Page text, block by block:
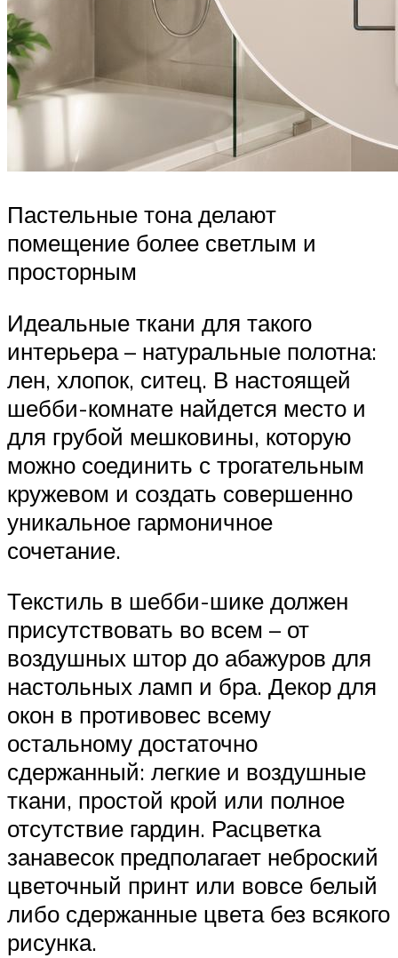
Пастельные тона делают
помещение более светлым и
просторным
Идеальные ткани для такого
интерьера – натуральные полотна:
лен, хлопок, ситец. В настоящей
шебби-комнате найдется место и
для грубой мешковины, которую
можно соединить с трогательным
кружевом и создать совершенно
уникальное гармоничное
сочетание.
Текстиль в шебби-шике должен
присутствовать во всем – от
воздушных штор до абажуров для
настольных ламп и бра. Декор для
окон в противовес всему
остальному достаточно
сдержанный: легкие и воздушные
ткани, простой крой или полное
отсутствие гардин. Расцветка
занавесок предполагает неброский
цветочный принт или вовсе белый
либо сдержанные цвета без всякого
рисунка.